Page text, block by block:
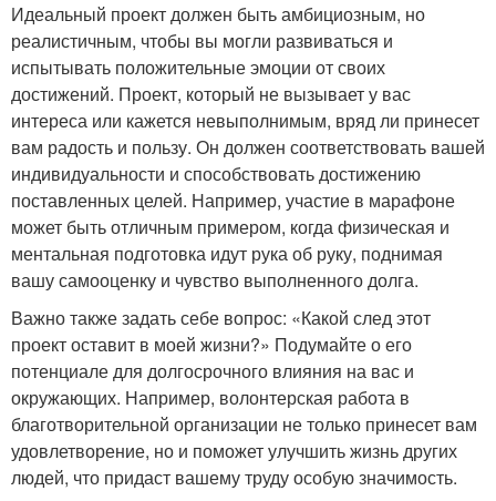
Идеальный проект должен быть амбициозным, но
реалистичным, чтобы вы могли развиваться и
испытывать положительные эмоции от своих
достижений. Проект, который не вызывает у вас
интереса или кажется невыполнимым, вряд ли принесет
вам радость и пользу. Он должен соответствовать вашей
индивидуальности и способствовать достижению
поставленных целей. Например, участие в марафоне
может быть отличным примером, когда физическая и
ментальная подготовка идут рука об руку, поднимая
вашу самооценку и чувство выполненного долга.
Важно также задать себе вопрос: «Какой след этот
проект оставит в моей жизни?» Подумайте о его
потенциале для долгосрочного влияния на вас и
окружающих. Например, волонтерская работа в
благотворительной организации не только принесет вам
удовлетворение, но и поможет улучшить жизнь других
людей, что придаст вашему труду особую значимость.